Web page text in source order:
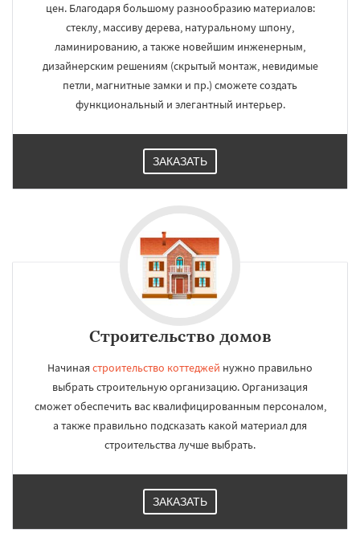
цен. Благодаря большому разнообразию материалов:
стеклу, массиву дерева, натуральному шпону,
ламинированию, а также новейшим инженерным,
дизайнерским решениям (скрытый монтаж, невидимые
петли, магнитные замки и пр.) сможете создать
функциональный и элегантный интерьер.
ЗАКАЗАТЬ
Строительство домов
Начиная строительство коттеджей нужно правильно
выбрать строительную организацию. Организация
сможет обеспечить вас квалифицированным персоналом,
а также правильно подсказать какой материал для
строительства лучше выбрать.
ЗАКАЗАТЬ